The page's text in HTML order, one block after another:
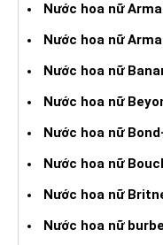
Nước hoa nữ
Nước hoa nữ
Nước hoa nữ
Nước hoa nữ
Nước hoa nữ
Nước hoa nữ
Nước hoa nữ
Nước hoa nữ